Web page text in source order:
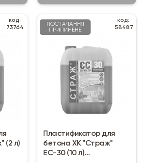
код:
73764
(2 л)
ПОСТАЧАННЯ
ПРИПИНЕНЕ
код:
58487
Пластификатор для
бетона ХК "Страж"
ЕС-30 (10 л)